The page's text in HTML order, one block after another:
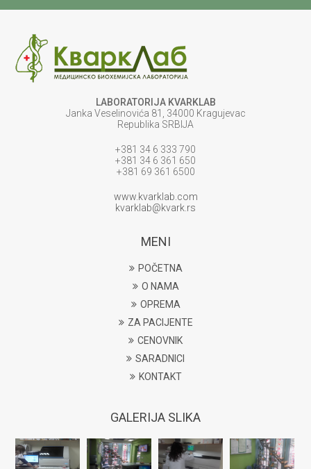
LABORATORIJA KVARKLAB
Janka Veselinovića 81, 34000 Kragujevac
Republika SRBIJA
+381 34 6 333 790
+381 34 6 361 650
+381 69 361 6500
www.kvarklab.com
kvarklab@kvark.rs
MENI
POČETNA
O NAMA
OPREMA
ZA PACIJENTE
CENOVNIK
SARADNICI
KONTAKT
GALERIJA SLIKA